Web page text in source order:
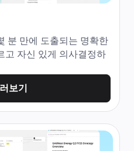
분 만에 도출되는 명확한
고 자신 있게 의사결정하
보기